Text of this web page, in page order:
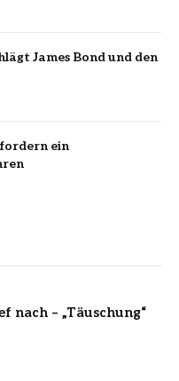
James Bond und den
ein
nach – „Täuschung“